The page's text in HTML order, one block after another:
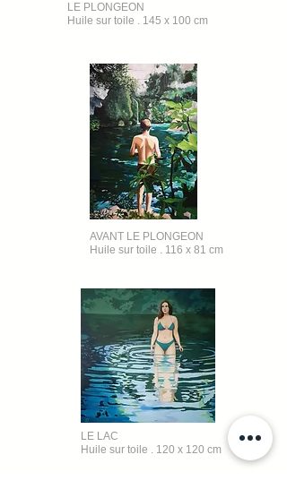
LE PLONGEON
Huile sur toile . 145 x 100 cm
AVANT LE PLONGEON
Huile sur toile . 116 x 81 cm
LE LAC
Huile sur toile . 120 x 120 cm